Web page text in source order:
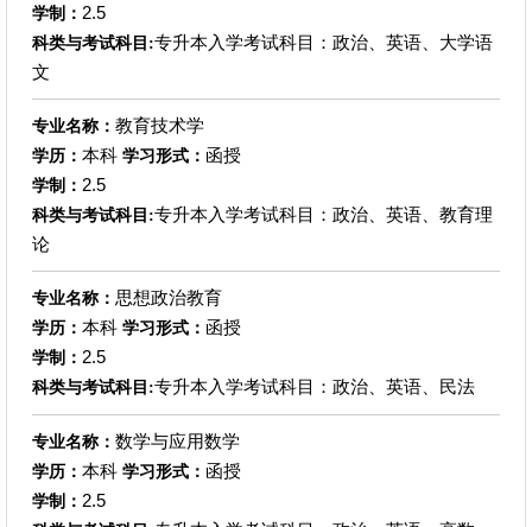
学制： 2.5
科类与考试科目:专升本入学考试科目：政治、英语、大学语
文
专业名称： 教育技术学
学历： 本科 学习形式： 函授
学制： 2.5
科类与考试科目:专升本入学考试科目：政治、英语、教育理
论
专业名称： 思想政治教育
学历： 本科 学习形式： 函授
学制： 2.5
科类与考试科目:专升本入学考试科目：政治、英语、民法
专业名称： 数学与应用数学
学历： 本科 学习形式： 函授
学制： 2.5